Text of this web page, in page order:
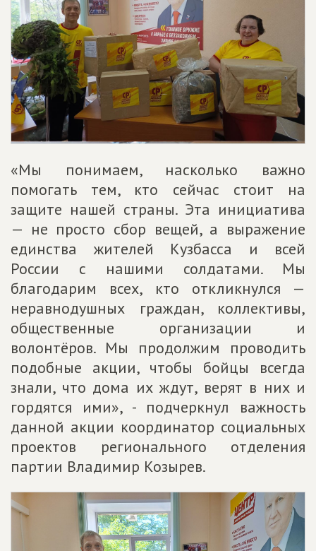
«Мы понимаем, насколько важно
помогать тем, кто сейчас стоит на
защите нашей страны. Эта инициатива
— не просто сбор вещей, а выражение
единства жителей Кузбасса и всей
России с нашими солдатами. Мы
благодарим всех, кто откликнулся —
неравнодушных граждан, коллективы,
общественные организации и
волонтёров. Мы продолжим проводить
подобные акции, чтобы бойцы всегда
знали, что дома их ждут, верят в них и
гордятся ими», - подчеркнул важность
данной акции координатор социальных
проектов регионального отделения
партии Владимир Козырев.